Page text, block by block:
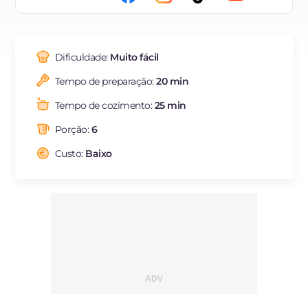
ES
FR
NL
Dificuldade: Muito fácil
Tempo de preparação:20 min
Tempo de cozimento:25 min
Porção:6
Custo: Baixo